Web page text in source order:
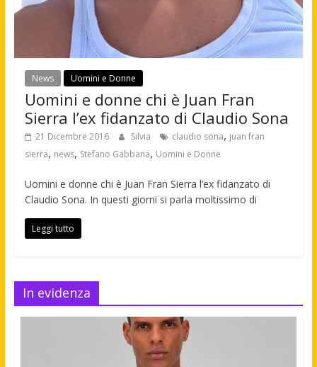
News Uomini e Donne
Uomini e donne chi è Juan Fran
Sierra l’ex fidanzato di Claudio Sona
21 Dicembre 2016 Silvia claudio sona, juan fran
sierra, news, Stefano Gabbana, Uomini e Donne
Uomini e donne chi è Juan Fran Sierra l’ex fidanzato di
Claudio Sona. In questi giorni si parla moltissimo di
Leggi tutto
In evidenza